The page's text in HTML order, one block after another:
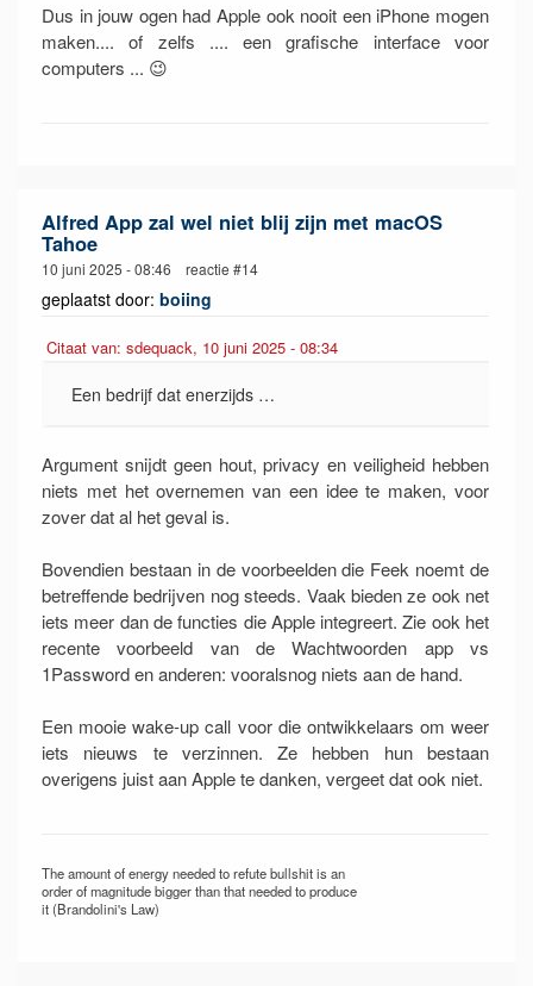
Dus in jouw ogen had Apple ook nooit een iPhone mogen
maken.... of zelfs .... een grafische interface voor
computers ... 😉
Alfred App zal wel niet blij zijn met macOS
Tahoe
10 juni 2025 - 08:46 reactie #14
geplaatst door: boiing
Citaat van: sdequack, 10 juni 2025 - 08:34
Een bedrijf dat enerzijds …
Argument snijdt geen hout, privacy en veiligheid hebben
niets met het overnemen van een idee te maken, voor
zover dat al het geval is.
Bovendien bestaan in de voorbeelden die Feek noemt de
betreffende bedrijven nog steeds. Vaak bieden ze ook net
iets meer dan de functies die Apple integreert. Zie ook het
recente voorbeeld van de Wachtwoorden app vs
1Password en anderen: vooralsnog niets aan de hand.
Een mooie wake-up call voor die ontwikkelaars om weer
iets nieuws te verzinnen. Ze hebben hun bestaan
overigens juist aan Apple te danken, vergeet dat ook niet.
The amount of energy needed to refute bullshit is an
order of magnitude bigger than that needed to produce
it (Brandolini's Law)